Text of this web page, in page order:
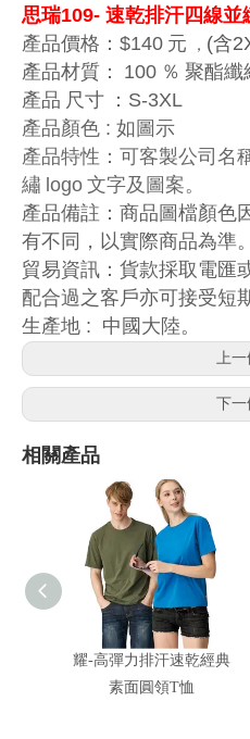
思瑞109- 速乾排汗四線並
產品價格：$140 元 ， (含
產品材質：
100 ％ 聚酯纖
產品 尺寸 ：S-3XL
產品顏色 : 如圖示
產品特性：可客製公司名
繡 logo 文字及圖案。
產品備註：商品圖檔顏色
有不同，以實際商品為準。
貿易資訊：貨款採取電匯
配合過之客戶亦可接受短
生產地 : 中國大陸。
上
下一
相關產品
耀-高彈力排汗速乾經典
素面圓領T恤